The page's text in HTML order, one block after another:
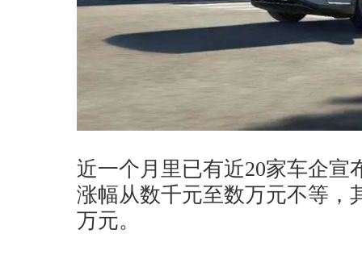
近一个月里已有近20家车企宣
涨幅从数千元至数万元不等，
万元。